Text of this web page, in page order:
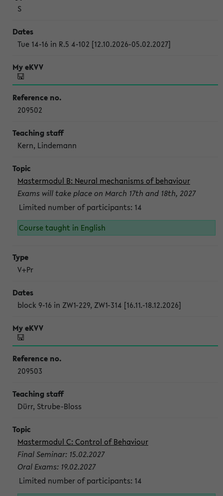
S
Tue 14-16 in R.5 4-102 [12.10.2026-05.02.2027]
209502
Kern, Lindemann
Mastermodul B: Neural mechanisms of behaviour
Exams will take place on March 17th and 18th, 2027
Limited number of participants: 14
Course taught in English
V+Pr
block 9-16 in ZW1-229, ZW1-314 [16.11.-18.12.2026]
209503
Dürr, Strube-Bloss
Mastermodul C: Control of Behaviour
Final Seminar: 15.02.2027
Oral Exams: 19.02.2027
Limited number of participants: 14